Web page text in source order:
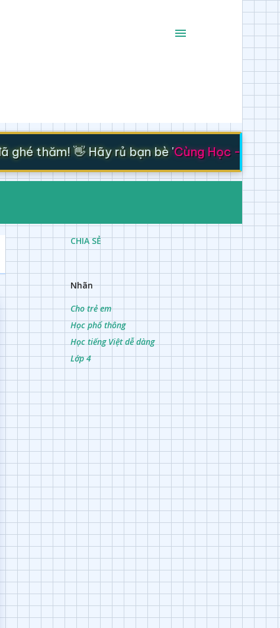
ghé thăm! 👋 Hãy rủ bạn bè 'Cùng Học - Cùng
CHIA SẺ
Nhãn
Cho trẻ em
Học phổ thông
Học tiếng Việt dễ dàng
Lớp 4